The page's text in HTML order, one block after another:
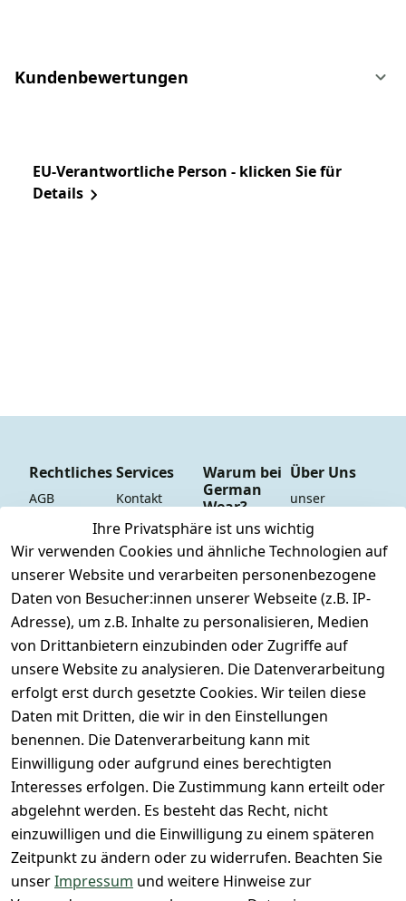
Kundenbewertungen
EU-Verantwortliche Person - klicken Sie für
Details
Ihre Privatsphäre ist uns wichtig
Wir verwenden Cookies und ähnliche Technologien auf
unserer Website und verarbeiten personenbezogene
Daten von Besucher:innen unserer Webseite (z.B. IP-
Adresse), um z.B. Inhalte zu personalisieren, Medien
von Drittanbietern einzubinden oder Zugriffe auf
unsere Website zu analysieren. Die Datenverarbeitung
erfolgt erst durch gesetzte Cookies. Wir teilen diese
Daten mit Dritten, die wir in den Einstellungen
benennen. Die Datenverarbeitung kann mit
Einwilligung oder aufgrund eines berechtigten
Interesses erfolgen. Die Zustimmung kann erteilt oder
abgelehnt werden. Es besteht das Recht, nicht
einzuwilligen und die Einwilligung zu einem späteren
Zeitpunkt zu ändern oder zu widerrufen. Beachten Sie
unserImpressum und weitere Hinweise zur
Rechtliches
AGB
Impressum
Datenschutze
rklärung
Barrierefreihe
itserklärung
Widerrufsrec
ht
Vertrag
widerrufen
Services
Kontakt
Registrieren
Versand &
Versandkoste
n
Retoure &
Rücksendung
Rücksendeeti
kett drucken
(Inland)
FAQs - Häufig
gestellte
Fragen
Konfektionsgr
ößen
Lagerverkauf
- unser Laden
Warum bei
German
Wear?
Dauer
Tiefpreisgara
ntie*
Express-24h-
Versand
24/7 aktueller
Warenbestan
d
+ 95% aus
eigener
Herstellung
+ 60 Jahre
Geschäftserfa
hrung
Über Uns
unser
YouTube-
Kanal
unsere
Facebook-
Seite
unsere
Damen &
Herren
unsere
Gutscheine &
SALE
Whatsapp Nr.:
+49511676950
14
Lagerverkauf:
Ikarusallee